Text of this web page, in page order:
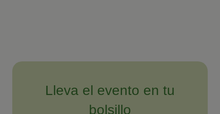
Lleva el evento en tu
bolsillo